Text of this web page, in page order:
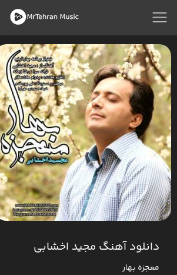
دانلود آهنگ مجید اخشابی
معجزه بهار